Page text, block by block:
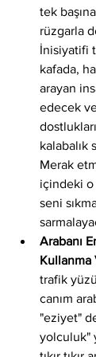
tek
rüzgarla
İnisiyatifi
kafada,
arayan
edecek
kalabalık
Merak
içindeki o
seni
Arabanı
Kullanma
trafik
canım
"eziyet"
yolculuk"